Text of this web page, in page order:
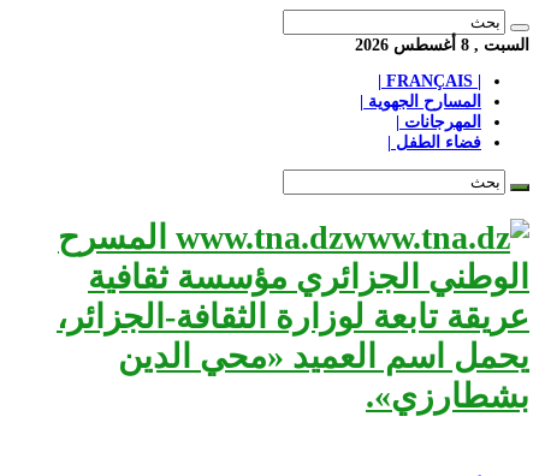
السبت , 8 أغسطس 2026
المسارح الجهوية |
المهرجانات |
فضاء الطفل |
www.tna.dz المسرح
الوطني الجزائري مؤسسة ثقافية
عريقة تابعة لوزارة الثقافة-الجزائر،
يحمل اسم العميد «محي الدين
بشطارزي».